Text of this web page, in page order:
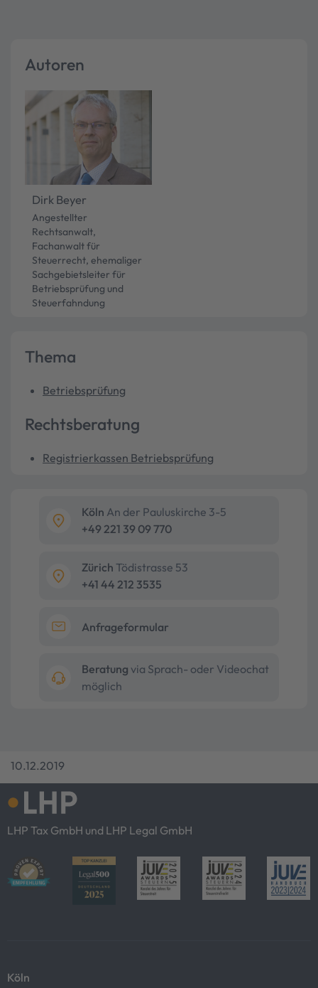
Autoren
Dirk Beyer
Angestellter
Rechtsanwalt,
Fachanwalt für
Steuerrecht, ehemaliger
Sachgebietsleiter für
Betriebsprüfung und
Steuerfahndung
Thema
Betriebsprüfung
Rechtsberatung
Registrierkassen Betriebsprüfung
Köln An der Pauluskirche 3-5
+49 221 39 09 770
Zürich Tödistrasse 53
+41 44 212 3535
Anfrageformular
Beratung via Sprach- oder Videochat
möglich
10.12.2019
LHP Tax GmbH und LHP Legal GmbH
Köln